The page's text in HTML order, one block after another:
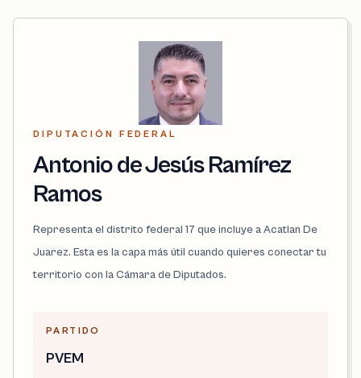
DIPUTACIÓN FEDERAL
Antonio de Jesús Ramírez
Ramos
Representa el distrito federal 17 que incluye a Acatlan De
Juarez. Esta es la capa más útil cuando quieres conectar tu
territorio con la Cámara de Diputados.
PARTIDO
PVEM